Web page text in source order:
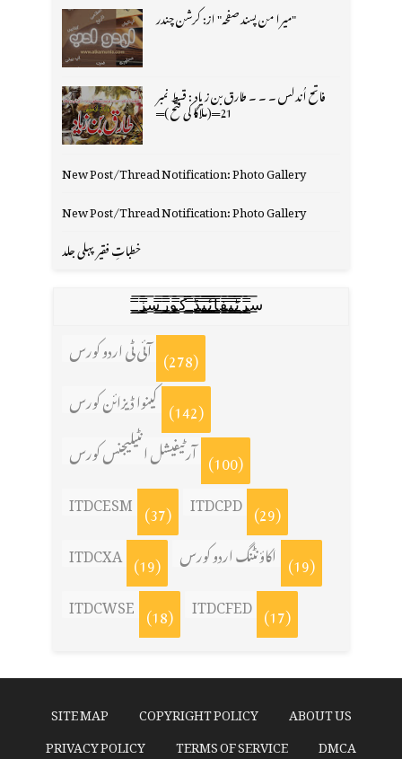
"میرا من پسند صفحہ" از: کرشن چندر
فاتح اُندلس ۔ ۔ ۔ طارق بن زیاد : قسط نمبر
21═(ملاگا کی فتح )═
New Post/Thread Notification: Photo Gallery
New Post/Thread Notification: Photo Gallery
خطباتِ فقیر پہلی جلد
س̳̿͟͞ر̳̿͟͞ٹ̳̿͟͞ی̳̿͟͞ف̳̿͟͞ا̳̿͟͞ي̳̳̿ٔ̿͟͟͞͞ی̳̿͟͞ڈ̳̿͟͞ ̳̿͟͞ک̳̿͟͞و̳̿͟͞ر̳̿͟͞س̳̿͟͞ز̳̿͟͞
آئی ٹی اردو کورس (278)
کینوا ڈیزائن کورس (142)
آرٹیفیشل انٹیلیجنس کورس (100)
ITDCESM (37) ITDCPD (29)
ITDCXA (19) اکاؤنٹنگ اردو کورس (19)
ITDCWSE (18) ITDCFED (17)
ABOUT US
COPYRIGHT POLICY
SITE MAP
DMCA
TERMS OF SERVICE
PRIVACY POLICY